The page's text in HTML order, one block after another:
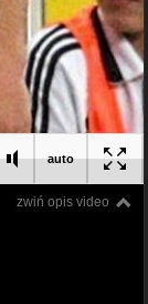
auto
zwiń opis video